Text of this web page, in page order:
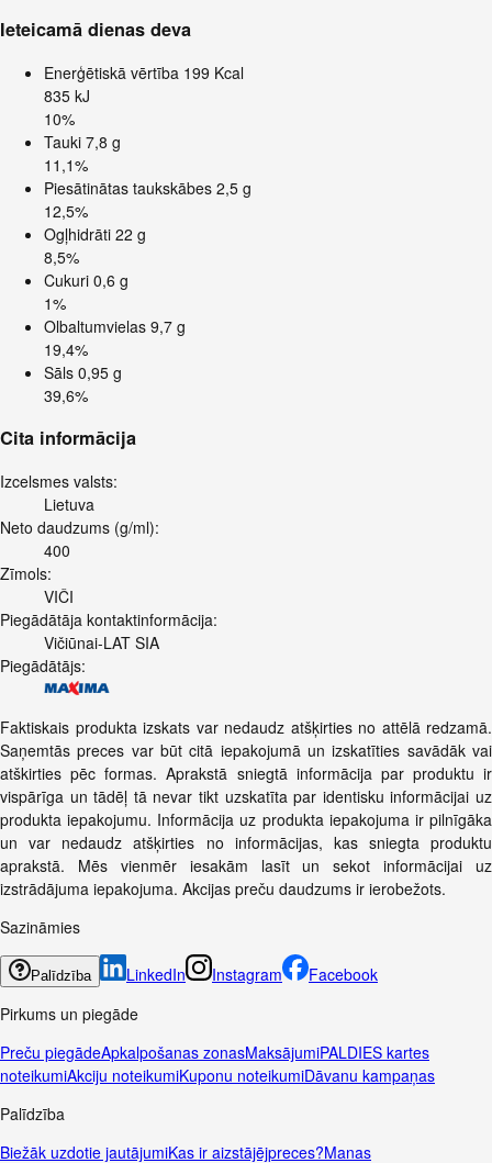
Ieteicamā dienas deva
Enerģētiskā vērtība 199 Kcal
835 kJ
10%
Tauki 7,8 g
11,1%
Piesātinātas taukskābes 2,5 g
12,5%
Ogļhidrāti 22 g
8,5%
Cukuri 0,6 g
1%
Olbaltumvielas 9,7 g
19,4%
Sāls 0,95 g
39,6%
Cita informācija
Izcelsmes valsts:
Lietuva
Neto daudzums (g/ml):
400
Zīmols:
VIČI
Piegādātāja kontaktinformācija:
Vičiūnai-LAT SIA
Piegādātājs:
Faktiskais produkta izskats var nedaudz atšķirties no attēlā redzamā.
Saņemtās preces var būt citā iepakojumā un izskatīties savādāk vai
atškirties pēc formas. Aprakstā sniegtā informācija par produktu ir
vispārīga un tādēļ tā nevar tikt uzskatīta par identisku informācijai uz
produkta iepakojumu. Informācija uz produkta iepakojuma ir pilnīgāka
un var nedaudz atšķirties no informācijas, kas sniegta produktu
aprakstā. Mēs vienmēr iesakām lasīt un sekot informācijai uz
izstrādājuma iepakojuma. Akcijas preču daudzums ir ierobežots.
Sazināmies
Palīdzība LinkedIn Instagram
Facebook
Pirkums un piegāde
Preču piegādeApkalpošanas zonasMaksājumiPALDIES kartes
noteikumiAkciju noteikumiKuponu noteikumiDāvanu kampaņas
Palīdzība
Biežāk uzdotie jautājumiKas ir aizstājējpreces?Manas